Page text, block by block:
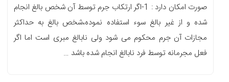
صورت امکان دارد : 1-اگر ارتکاب جرم توسط آن شخص بالغ انجام
شده و از غیر بالغ سوء استفاده نموده،شخص بالغ به حداکثر
مجازات آن جرم محکوم می شود ولی نابالغ مبری است اما اگر
فعل مجرمانه توسط فرد نابالغ انجام شده باشد …